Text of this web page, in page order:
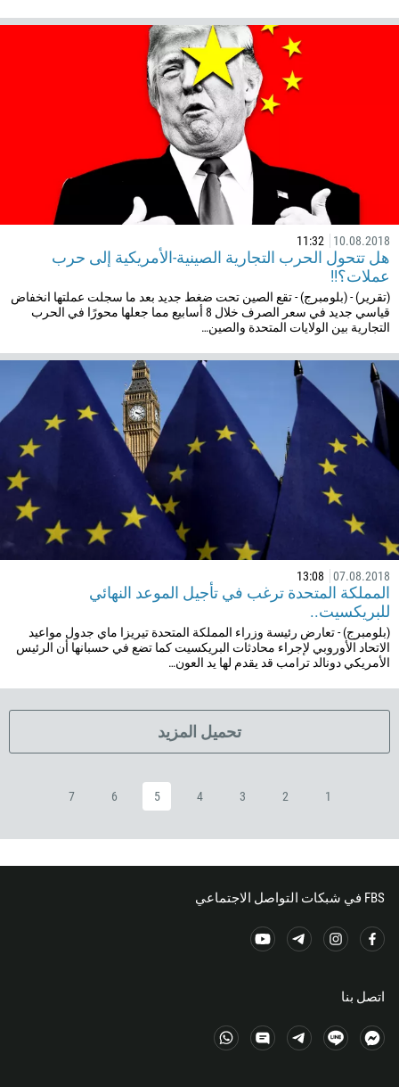
10.08.2018
11:32
هل تتحول الحرب التجارية الصينية-الأمريكية إلى حرب
عملات؟!!
(تقرير) - (بلومبرج) - تقع الصين تحت ضغط جديد بعد ما سجلت عملتها انخفاض
قياسي جديد في سعر الصرف خلال 8 أسابيع مما جعلها محورًا في الحرب
التجارية بين الولايات المتحدة والصين…
07.08.2018
13:08
المملكة المتحدة ترغب في تأجيل الموعد النهائي
للبريكسيت..
(بلومبرج) - تعارض رئيسة وزراء المملكة المتحدة تيريزا ماي جدول مواعيد
الاتحاد الأوروبي لإجراء محادثات البريكسيت كما تضع في حسبانها أن الرئيس
الأمريكي دونالد ترامب قد يقدم لها يد العون…
تحميل المزيد
1
2
3
4
5
6
7
FBS في شبكات التواصل الاجتماعي
اتصل بنا
236
235
56
86
57
269
243
506
385
53
357
420
1809
593
503
240
291
298
594
689
49